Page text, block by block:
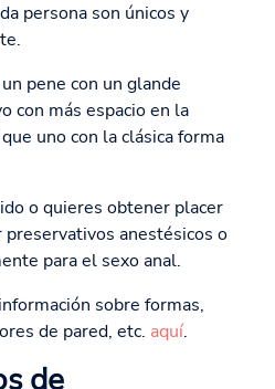
persona son únicos y
pene con un glande
con más espacio en la
uno con la clásica forma
o quieres obtener placer
anestésicos o
para el sexo anal.
sobre formas,
de pared, etc. aquí.
de